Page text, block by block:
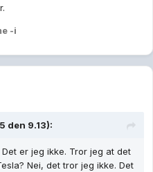
-i
den 9.13):
er jeg ikke. Tror jeg at det
Nei, det tror jeg ikke. Det